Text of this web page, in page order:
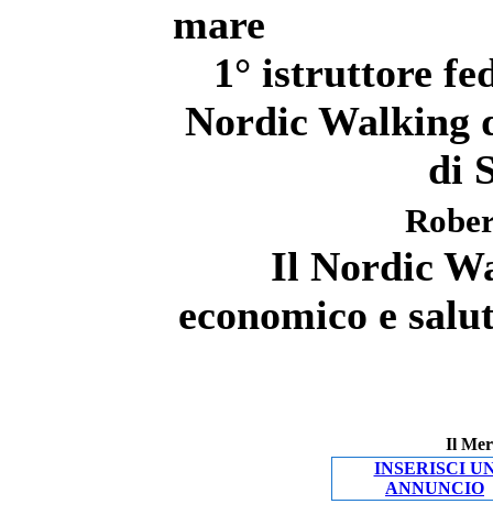
mare
1° istruttore
Nordic Walking
di
Il Nordic
economico e
Il
INSERISCI
ANNUNCIO